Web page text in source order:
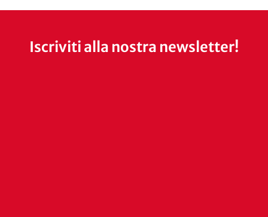
Iscriviti alla nostra newsletter!